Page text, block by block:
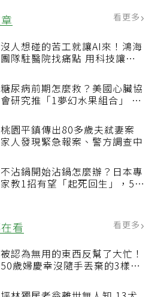
看更多
沒人想碰的苦工就讓AI來！鴻海
團隊駐醫院找痛點 用科技讓醫
糖尿病前期怎麼救？美國心臟協
會研究推「1夢幻水果組合」 酪
桃園平鎮傳出80多歲夫弒妻案
家人發現緊急報案、警方調查中
不沾鍋開始沾鍋怎麼辦？日本專
家教1招有望「起死回生」，5情
看
被認為無用的東西反幫了大忙！
50歲婦慶幸沒隨手丟棄的3樣物